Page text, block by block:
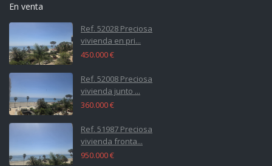
En venta
Ref. 52028 Preciosa
vivienda en pri...
450.000 €
Ref. 52008 Preciosa
vivienda junto ...
360.000 €
Ref. 51987 Preciosa
vivienda fronta...
950.000 €